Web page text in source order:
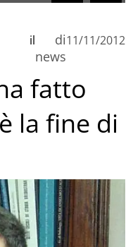
di
news
il 11/11/2012
fatto
la fine di